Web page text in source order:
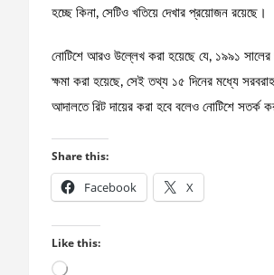
হচ্ছে কিনা, সেটিও খতিয়ে দেখার প্রয়োজন রয়েছে।
নোটিশে আরও উল্লেখ করা হয়েছে যে, ১৯৯১ সালের
ক্ষমা করা হয়েছে, সেই তথ্য ১৫ দিনের মধ্যে
আদালতে রিট দায়ের করা হবে বলেও নোটিশে সতর্ক
Share this:
Facebook X
Like this:
Loading…